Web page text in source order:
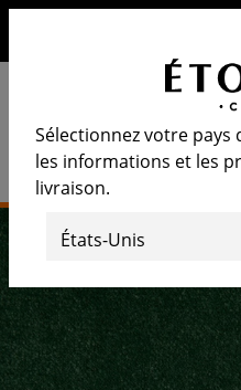
Sélectionnez votre
les informations et les
livraison.